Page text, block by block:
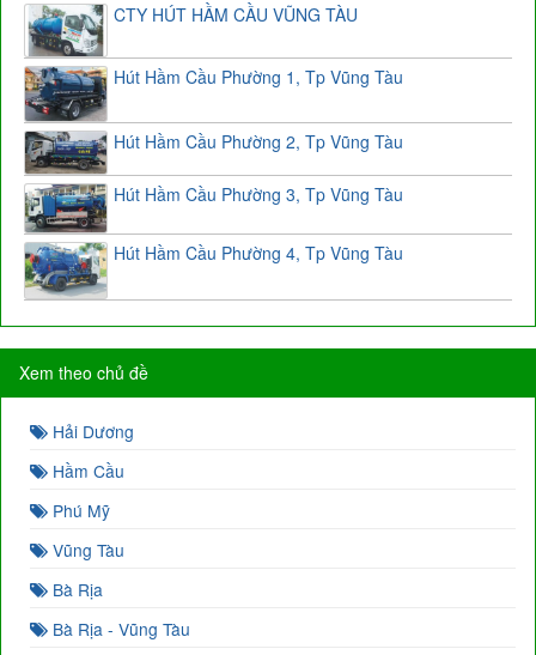
CTY HÚT HẦM CẦU VŨNG TÀU
Hút Hầm Cầu Phường 1, Tp Vũng Tàu
Hút Hầm Cầu Phường 2, Tp Vũng Tàu
Hút Hầm Cầu Phường 3, Tp Vũng Tàu
Hút Hầm Cầu Phường 4, Tp Vũng Tàu
Xem theo chủ đề
Hải Dương
Hầm Cầu
Phú Mỹ
Vũng Tàu
Bà Rịa
Bà Rịa - Vũng Tàu